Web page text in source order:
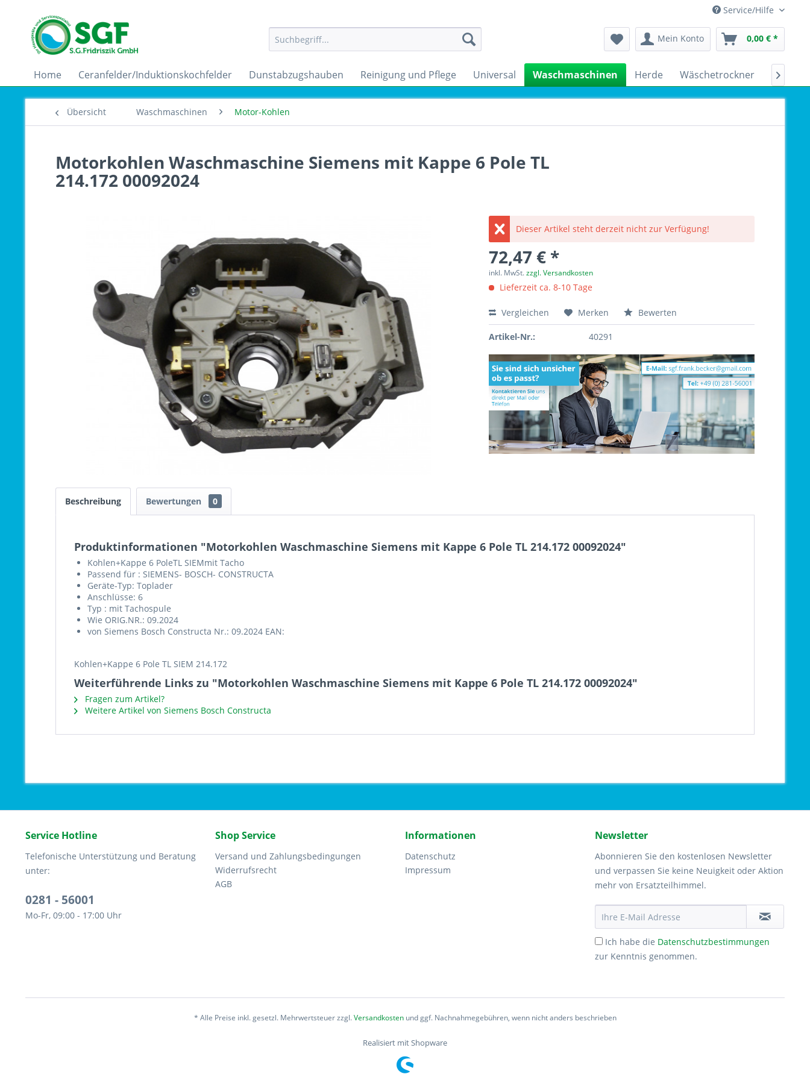
Service/Hilfe
Mein Konto 0,00 € *
Home Ceranfelder/Induktionskochfelder Dunstabzugshauben Reinigung und Pflege Universal Waschmaschinen Herde Wäschetrockner 
Übersicht Waschmaschinen Motor-Kohlen
Motorkohlen Waschmaschine Siemens mit Kappe 6 Pole TL
214.172 00092024
Dieser Artikel steht derzeit nicht zur Verfügung!
72,47 € *
inkl. MwSt.zzgl. Versandkosten
Lieferzeit ca. 8-10 Tage
Vergleichen Merken Bewerten
Artikel-Nr.: 40291
Beschreibung Bewertungen 0
Produktinformationen "Motorkohlen Waschmaschine Siemens mit Kappe 6 Pole TL 214.172 00092024"
Kohlen+Kappe 6 PoleTL SIEMmit Tacho
Passend für : SIEMENS- BOSCH- CONSTRUCTA
Geräte-Typ: Toplader
Anschlüsse: 6
Typ : mit Tachospule
Wie ORIG.NR.: 09.2024
von Siemens Bosch Constructa Nr.: 09.2024 EAN:
Kohlen+Kappe 6 Pole TL SIEM 214.172
Weiterführende Links zu "Motorkohlen Waschmaschine Siemens mit Kappe 6 Pole TL 214.172 00092024"
Fragen zum Artikel?
Weitere Artikel von Siemens Bosch Constructa
Service Hotline
Telefonische Unterstützung und Beratung
unter:
0281 - 56001
Mo-Fr, 09:00 - 17:00 Uhr
Shop Service
Versand und Zahlungsbedingungen
Widerrufsrecht
AGB
Informationen
Datenschutz
Impressum
Newsletter
Abonnieren Sie den kostenlosen Newsletter
und verpassen Sie keine Neuigkeit oder Aktion
mehr von Ersatzteilhimmel.
Ich habe die Datenschutzbestimmungen
zur Kenntnis genommen.
* Alle Preise inkl. gesetzl. Mehrwertsteuer zzgl.Versandkostenund ggf. Nachnahmegebühren, wenn nicht anders beschrieben
Realisiert mit Shopware